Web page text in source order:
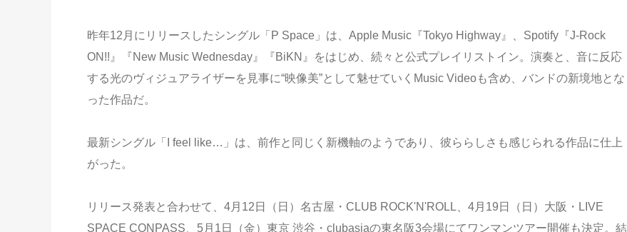
昨年12月にリリースしたシングル「P Space」は、Apple Music『Tokyo Highway』、Spotify『J-Rock
ON!!』『New Music Wednesday』『BiKN』をはじめ、続々と公式プレイリストイン。演奏と、音に反応
する光のヴィジュアライザーを見事に“映像美”として魅せていくMusic Videoも含め、バンドの新境地とな
った作品だ。
最新シングル「I feel like…」は、前作と同じく新機軸のようであり、彼ららしさも感じられる作品に仕上
がった。
リリース発表と合わせて、4月12日（日）名古屋・CLUB ROCK'N'ROLL、4月19日（日）大阪・LIVE
SPACE CONPASS、5月1日（金）東京 渋谷・clubasiaの東名阪3会場にてワンマンツアー開催も決定。結